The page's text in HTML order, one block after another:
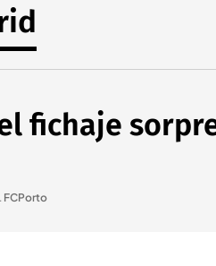
fichaje
. FCPorto